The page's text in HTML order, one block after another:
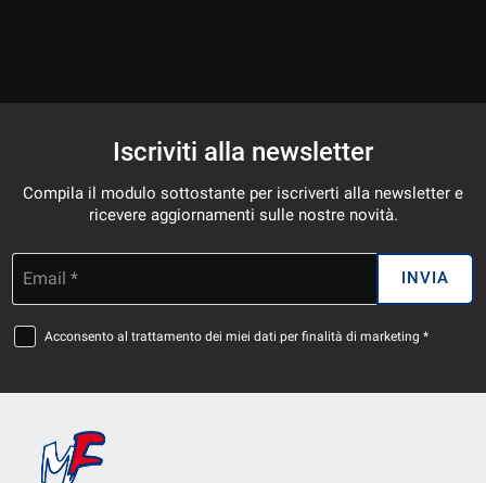
Iscriviti alla newsletter
Compila il modulo sottostante per iscriverti alla newsletter e
ricevere aggiornamenti sulle nostre novità.
Email * INVIA
Acconsento al trattamento dei miei dati per finalità di marketing *